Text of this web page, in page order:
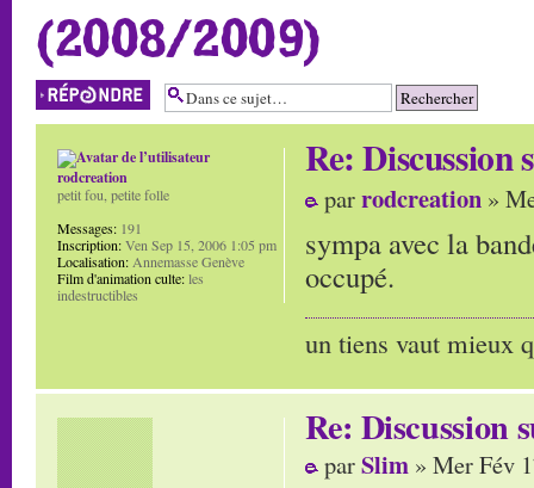
(2008/2009)
Répondre
Re: Discussion
parrodcreation »
sympa avec la
occupé.
un tiens vaut mieux
rodcreation
petit fou, petite folle
Messages: 191
Inscription:Ven Sep 15, 2006 1:05 pm
Localisation: Annemasse Genève
Film d'animation culte:les
indestructibles
Re: Discussion
parSlim » Mer Fév